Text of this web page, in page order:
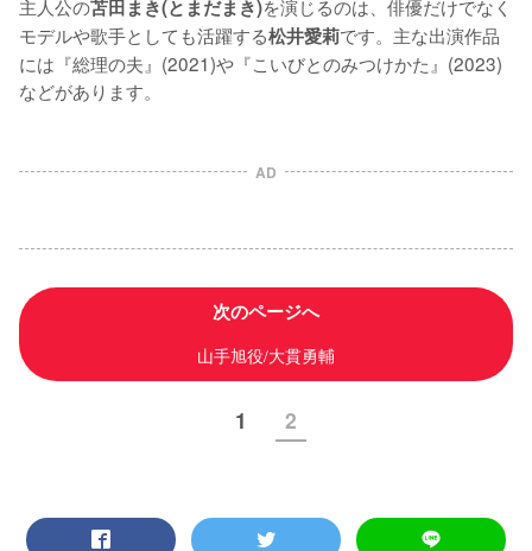
主人公の苫田まき(とまだまき)を演じるのは、俳優だけでなく
モデルや歌手としても活躍する松井愛莉です。主な出演作品
には『総理の夫』(2021)や『こいびとのみつけかた』(2023)
などがあります。
AD
次のページへ
山手旭役/大貫勇輔
1 2